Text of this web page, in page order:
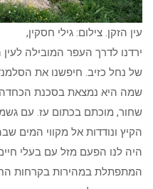
עין הזקן. צילום: גילי חסקין,
ירדנו לדרך העפר המובילה
של נחל כזיב. חיפשנו את
שמה היא נמצאת בסכנת הכחדה.
שחור, מוכתם בכתום עז. עם
הקיץ ונודדות אל מקווי המים
היה לנו הפעם מזל עם בעלי
המתפתלת במהירות בקרחות